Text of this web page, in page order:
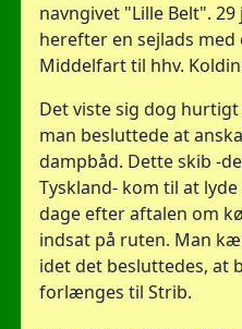
navngivet "Lille Belt".
herefter en sejlads
Middelfart til hhv.
Det viste sig dog
man besluttede at
dampbåd. Dette skib -
Tyskland- kom til at
dage efter aftalen om
indsat på ruten. Man
idet det besluttedes, at
forlænges til Strib.